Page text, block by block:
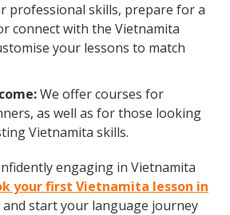
professional skills, prepare for a
connect with the Vietnamita
your lessons to match
We offer courses for
as well as for those looking
Vietnamita skills.
engaging in Vietnamita
your first Vietnamita lesson in
and start your language journey